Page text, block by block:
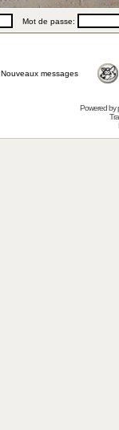
Mot de passe:
Nouveaux messages
Powered by